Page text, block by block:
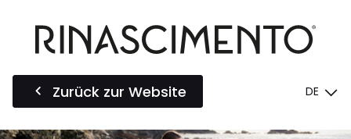
Zurück zur Website DE